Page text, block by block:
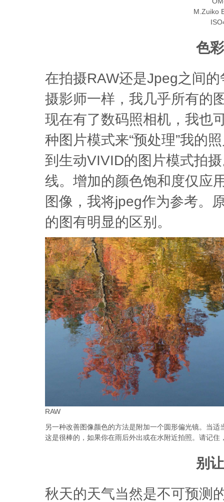
M.Zuiko
色
在拍摄RAW还是Jpeg之间
摄影师一样，我几乎所有的
现在有了数码照相机，我也
种图片模式来“预处理”我的
到生动VIVID的图片模式拍
线。增加的颜色饱和度仅应
图像，我将jpeg作为参考。
的图有明显的区别。
RAW
另一种改善图像颜色的方法是附加一个圆形偏光镜。当
这是很棒的，如果你在雨后外出或在水附近拍照。请记
别
秋天的天气当然是不可预测